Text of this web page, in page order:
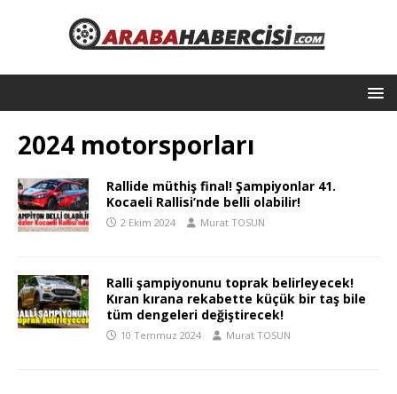
2024 motorsporları
Rallide müthiş final! Şampiyonlar 41.
Kocaeli Rallisi’nde belli olabilir!
2 Ekim 2024 Murat TOSUN
Ralli şampiyonunu toprak belirleyecek!
Kıran kırana rekabette küçük bir taş bile
tüm dengeleri değiştirecek!
10 Temmuz 2024 Murat TOSUN